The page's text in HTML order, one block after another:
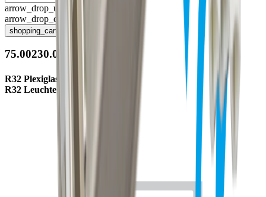
arrow_drop_up
arrow_drop_down
shopping_cart
75.00230.00
R32 Plexiglasabdeckung 586mm
R32 Leuchte 73.00122.xx